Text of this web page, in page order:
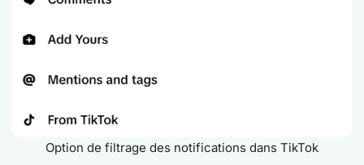
Option de filtrage des notifications dans TikTok